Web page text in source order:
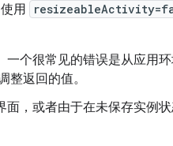
用
个很常见的错误是从应用
返回的值。
，或者由于在未保存实例